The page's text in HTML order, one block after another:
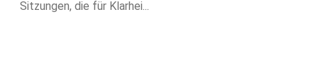
Sitzungen, die für Klarhei...